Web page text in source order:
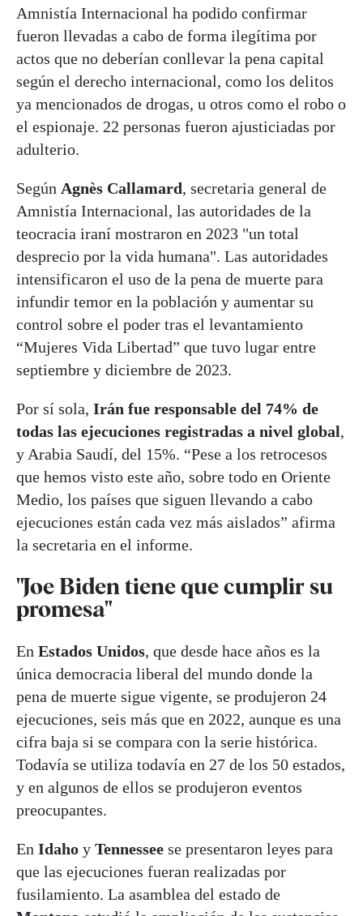
Amnistía Internacional ha podido confirmar
fueron llevadas a cabo de forma ilegítima por
actos que no deberían conllevar la pena capital
según el derecho internacional, como los delitos
ya mencionados de drogas, u otros como el robo o
el espionaje. 22 personas fueron ajusticiadas por
adulterio.
Según Agnès Callamard, secretaria general de
Amnistía Internacional, las autoridades de la
teocracia iraní mostraron en 2023 "un total
desprecio por la vida humana". Las autoridades
intensificaron el uso de la pena de muerte para
infundir temor en la población y aumentar su
control sobre el poder tras el levantamiento
“Mujeres Vida Libertad” que tuvo lugar entre
septiembre y diciembre de 2023.
Por sí sola, Irán fue responsable del 74% de
todas las ejecuciones registradas a nivel global,
y Arabia Saudí, del 15%. “Pese a los retrocesos
que hemos visto este año, sobre todo en Oriente
Medio, los países que siguen llevando a cabo
ejecuciones están cada vez más aislados” afirma
la secretaria en el informe.
"Joe Biden tiene que cumplir su
promesa"
En Estados Unidos, que desde hace años es la
única democracia liberal del mundo donde la
pena de muerte sigue vigente, se produjeron 24
ejecuciones, seis más que en 2022, aunque es una
cifra baja si se compara con la serie histórica.
Todavía se utiliza todavía en 27 de los 50 estados,
y en algunos de ellos se produjeron eventos
preocupantes.
En Idaho y Tennessee se presentaron leyes para
que las ejecuciones fueran realizadas por
fusilamiento. La asamblea del estado de